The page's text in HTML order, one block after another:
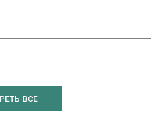
все